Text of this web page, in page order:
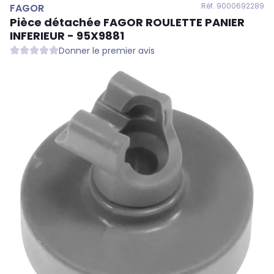
FAGOR Réf. 9000692289
Pièce détachée FAGOR ROULETTE PANIER
INFERIEUR - 95X9881
Donner le premier avis